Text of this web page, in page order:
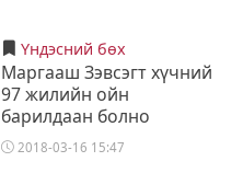
Үндэсний бөх
Маргааш Зэвсэгт хүчний
97 жилийн ойн
барилдаан болно
2018-03-16 15:47